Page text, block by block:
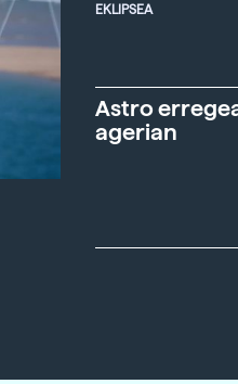
EKLIPSEA
Astro
agerian